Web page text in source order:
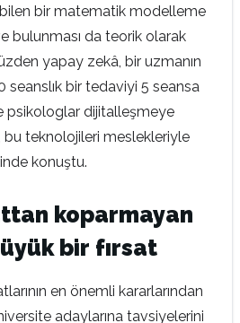
bir matematik modelleme
bulunması da teorik olarak
yapay zekâ, bir uzmanın
seanslık bir tedaviyi 5 seansa
psikologlar dijitalleşmeye
bu teknolojileri meslekleriyle
konuştu.
koparmayan
bir fırsat
en önemli kararlarından
adaylarına tavsiyelerini